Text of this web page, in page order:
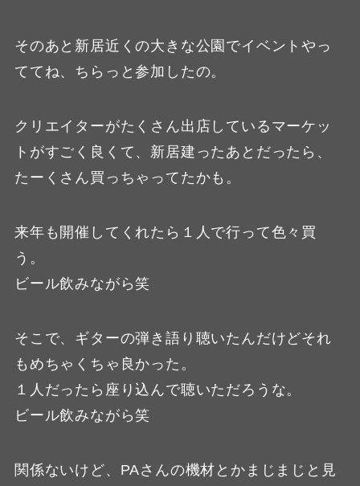
そのあと新居近くの大きな公園でイベントやっ
ててね、ちらっと参加したの。
クリエイターがたくさん出店しているマーケッ
トがすごく良くて、新居建ったあとだったら、
たーくさん買っちゃってたかも。
来年も開催してくれたら１人で行って色々買
う。
ビール飲みながら笑
そこで、ギターの弾き語り聴いたんだけどそれ
もめちゃくちゃ良かった。
１人だったら座り込んで聴いただろうな。
ビール飲みながら笑
関係ないけど、PAさんの機材とかまじまじと見